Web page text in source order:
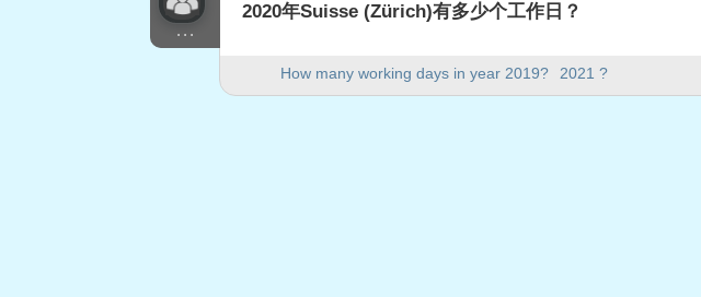
...
How many working days in year 2019? 2021 ?
2020年Suisse (Zürich)有多少个工作日？
2020年有多少个周末日？